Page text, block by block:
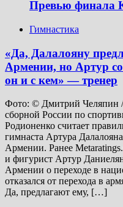
Превью финала
Гимнастика
«Да, Далалояну
Армении, но Артур
он и с кем» — тренер
Фото: © Дмитрий Челяпин
сборной России по
Родионенко считает
гимнаста Артура
Армении. Ранее
и фигурист Артур
Армении о переходе в
отказался от перехода в
Да, предлагают ему, […]